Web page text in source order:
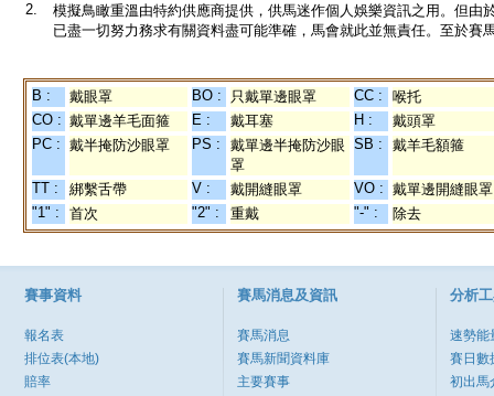
2.
模擬鳥瞰重溫由特約供應商提供，供馬迷作個人娛樂資訊之用。但
已盡一切努力務求有關資料盡可能準確，馬會就此並無責任。至於賽
B : 戴眼罩 BO : 只戴單邊眼罩 CC :
喉托
CO : 戴單邊羊毛面箍 E : 戴耳塞 H :
戴頭罩
PC : 戴半掩防沙眼罩 PS :
戴單邊半掩防沙眼
罩
SB : 戴羊毛額箍
TT : 綁繫舌帶 V : 戴開縫眼罩 VO : 戴單邊開縫眼罩
"1" :
首次 "2" : 重戴 "-" : 除去
賽事資料
報名表
排位表(本地)
賠率
賽馬消息及資訊
賽馬消息
賽馬新聞資料庫
主要賽事
分析
速勢能
賽日數
初出馬